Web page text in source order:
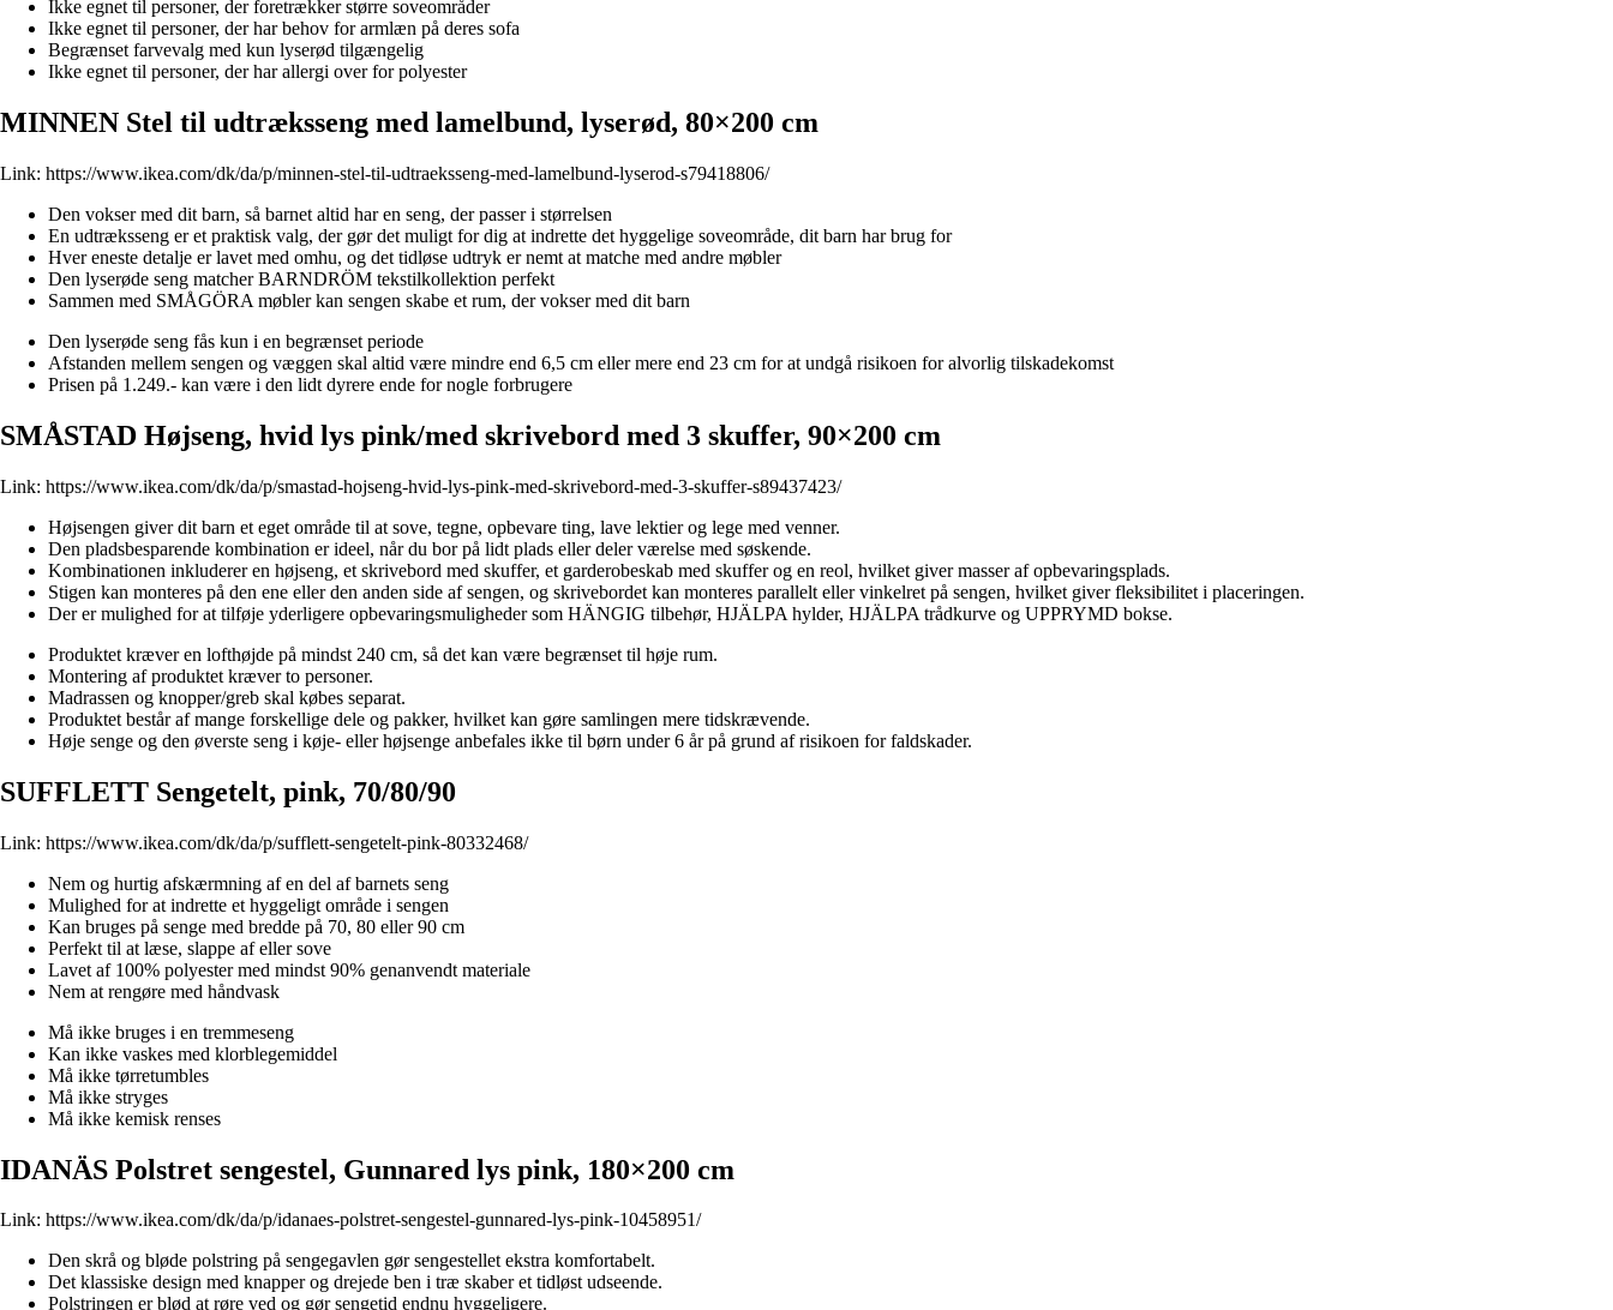
Ikke egnet til personer, der foretrækker større soveområder
Ikke egnet til personer, der har behov for armlæn på deres sofa
Begrænset farvevalg med kun lyserød tilgængelig
Ikke egnet til personer, der har allergi over for polyester
MINNEN Stel til udtræksseng med lamelbund, lyserød, 80×200 cm
Link: https://www.ikea.com/dk/da/p/minnen-stel-til-udtraeksseng-med-lamelbund-lyserod-s79418806/
Den vokser med dit barn, så barnet altid har en seng, der passer i størrelsen
En udtræksseng er et praktisk valg, der gør det muligt for dig at indrette det hyggelige soveområde, dit barn har brug for
Hver eneste detalje er lavet med omhu, og det tidløse udtryk er nemt at matche med andre møbler
Den lyserøde seng matcher BARNDRÖM tekstilkollektion perfekt
Sammen med SMÅGÖRA møbler kan sengen skabe et rum, der vokser med dit barn
Den lyserøde seng fås kun i en begrænset periode
Afstanden mellem sengen og væggen skal altid være mindre end 6,5 cm eller mere end 23 cm for at undgå risikoen for alvorlig tilskadekomst
Prisen på 1.249.- kan være i den lidt dyrere ende for nogle forbrugere
SMÅSTAD Højseng, hvid lys pink/med skrivebord med 3 skuffer, 90×200 cm
Link: https://www.ikea.com/dk/da/p/smastad-hojseng-hvid-lys-pink-med-skrivebord-med-3-skuffer-s89437423/
Højsengen giver dit barn et eget område til at sove, tegne, opbevare ting, lave lektier og lege med venner.
Den pladsbesparende kombination er ideel, når du bor på lidt plads eller deler værelse med søskende.
Kombinationen inkluderer en højseng, et skrivebord med skuffer, et garderobeskab med skuffer og en reol, hvilket giver masser af opbevaringsplads.
Stigen kan monteres på den ene eller den anden side af sengen, og skrivebordet kan monteres parallelt eller vinkelret på sengen, hvilket giver fleksibilitet i placeringen.
Der er mulighed for at tilføje yderligere opbevaringsmuligheder som HÄNGIG tilbehør, HJÄLPA hylder, HJÄLPA trådkurve og UPPRYMD bokse.
Produktet kræver en lofthøjde på mindst 240 cm, så det kan være begrænset til høje rum.
Montering af produktet kræver to personer.
Madrassen og knopper/greb skal købes separat.
Produktet består af mange forskellige dele og pakker, hvilket kan gøre samlingen mere tidskrævende.
Høje senge og den øverste seng i køje- eller højsenge anbefales ikke til børn under 6 år på grund af risikoen for faldskader.
SUFFLETT Sengetelt, pink, 70/80/90
Link: https://www.ikea.com/dk/da/p/sufflett-sengetelt-pink-80332468/
Nem og hurtig afskærmning af en del af barnets seng
Mulighed for at indrette et hyggeligt område i sengen
Kan bruges på senge med bredde på 70, 80 eller 90 cm
Perfekt til at læse, slappe af eller sove
Lavet af 100% polyester med mindst 90% genanvendt materiale
Nem at rengøre med håndvask
Må ikke bruges i en tremmeseng
Kan ikke vaskes med klorblegemiddel
Må ikke tørretumbles
Må ikke stryges
Må ikke kemisk renses
IDANÄS Polstret sengestel, Gunnared lys pink, 180×200 cm
Link: https://www.ikea.com/dk/da/p/idanaes-polstret-sengestel-gunnared-lys-pink-10458951/
Den skrå og bløde polstring på sengegavlen gør sengestellet ekstra komfortabelt.
Det klassiske design med knapper og drejede ben i træ skaber et tidløst udseende.
Polstringen er blød at røre ved og gør sengetid endnu hyggeligere.